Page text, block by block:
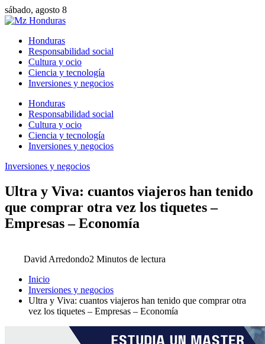
sábado, agosto 8
Honduras
Responsabilidad social
Cultura y ocio
Ciencia y tecnología
Inversiones y negocios
Honduras
Responsabilidad social
Cultura y ocio
Ciencia y tecnología
Inversiones y negocios
Inversiones y negocios
Ultra y Viva: cuantos viajeros han tenido
que comprar otra vez los tiquetes –
Empresas – Economía
David Arredondo2 Minutos de lectura
Inicio
Inversiones y negocios
Ultra y Viva: cuantos viajeros han tenido que comprar otra
vez los tiquetes – Empresas – Economía